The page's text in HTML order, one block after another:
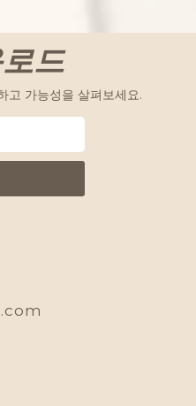
드
고 가능성을 살펴보세요.